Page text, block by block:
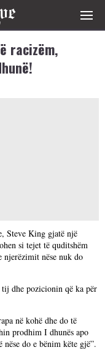
racizëm,
Steve King gjatë një
si tejet të quditshëm
njerëzimit nëse nuk do
dhe pozicionin që ka për
në kohë dhe do të
prodhim I dhunës apo
nëse do e bënim këte gjë”.